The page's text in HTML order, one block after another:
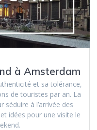
à Amsterdam
et sa tolérance,
de touristes par an. La
à l’arrivée des
idées pour une visite le